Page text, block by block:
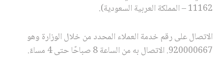
11162 – المملكة العربية السعودية).
الاتصال على رقم خدمة العملاء المحدد من خلال الوزارة وهو
920000667. الاتصال به من الساعة 8 صباحًا حتى 4 مساءً.